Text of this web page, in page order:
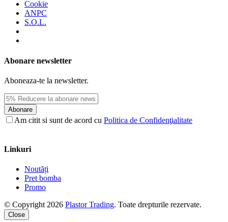
Cookie
ANPC
S.O.L.
Abonare newsletter
Aboneaza-te la newsletter.
Abonare
Am citit si sunt de acord cu Politica de Confidenţialitate
Linkuri
Noutăți
Pret bomba
Promo
© Copyright 2026 Plastor Trading. Toate drepturile rezervate.
Close